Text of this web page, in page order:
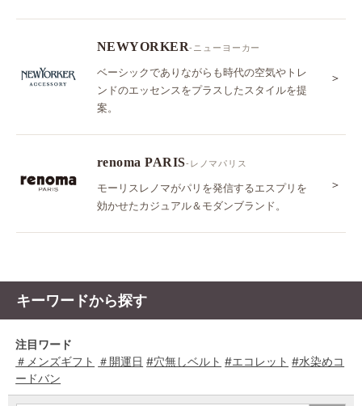
NEWYORKER-ニューヨーカー
ベーシックでありながらも時代の空気やトレ
ンドのエッセンスをプラスしたスタイルを提
案。
＞
renoma PARIS-レノマパリス
モーリスレノマがパリを発信するエスプリを
効かせたカジュアル＆モダンブランド。
＞
キーワードから探す
注目ワード
＃メンズギフト ＃開運日 #穴無しベルト #エコレット #水染めコ
ードバン